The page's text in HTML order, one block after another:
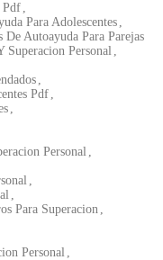
Pdf ,
Para Adolescentes,
De Autoayuda Para Parejas
Personal ,
,
Pdf ,
,
Personal ,
,
,
Para Superacion ,
Personal ,